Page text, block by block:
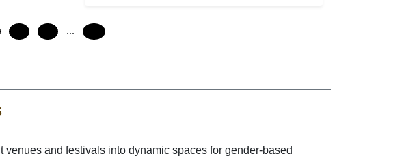
...
venues and festivals into dynamic spaces for gender-based